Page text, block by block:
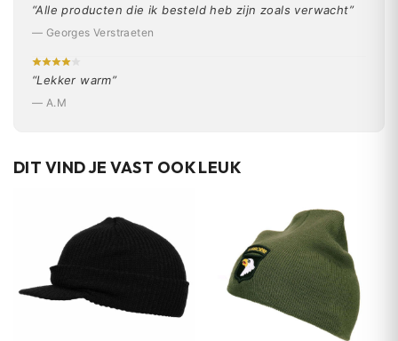
“Alle producten die ik besteld heb zijn zoals verwacht”
— Georges Verstraeten
“Lekker warm”
— A.M
DIT VIND JE VAST OOK LEUK